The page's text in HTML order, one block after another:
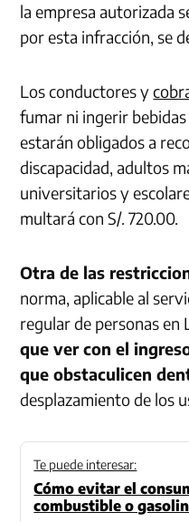
la empresa autorizada
por esta infracción, se
Los conductores y
fumar ni ingerir
estarán obligados a
discapacidad, adultos
universitarios y
multará con S/. 720.00.
Otra de las
norma, aplicable al
regular de personas
que ver con el
que obstaculicen
desplazamiento de los
Te puede interesar:
Cómo evitar el
combustible o